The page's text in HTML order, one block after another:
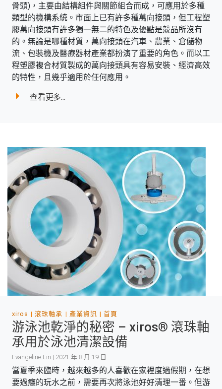
骨頭)，主要由結構組件與關節組合而成，可應用於多種
類型的機構系統。市面上已有許多種萬向接頭，但工程塑
膠萬向接頭有許多獨一無二的特色及優點是競品所沒有
的。無論是哪種材質，萬向接頭在汽車、農業、倉儲物
流、包裝機及醫療器材產業都扮演了重要的角色。而以工
程塑膠複合材質製成的萬向接頭具有容易安裝、經濟高效
的特性，且幾乎適用於任何應用。
查看更多...
xiros 滾珠軸承 產業資訊 首頁
游泳池乾淨的秘密 – xiros® 滾珠軸
承用於泳池清潔設備
Evangeline Lin | 2021 年 8 月 19 日
當夏季來臨時，越來越多的人喜歡在家裡度過假期，在想
要過癮的玩水之前，需要再次將泳池好好清理一番。但游